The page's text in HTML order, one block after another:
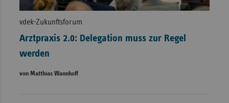
vdek-Zukunftsforum
Arztpraxis 2.0: Delegation muss zur Regel
werden
von Matthias Wannhoff